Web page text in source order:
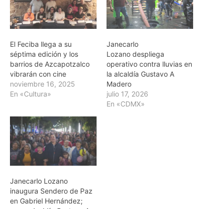
El Feciba llega a su
séptima edición y los
barrios de Azcapotzalco
vibrarán con cine
noviembre 16, 2025
En «Cultura»
Janecarlo
Lozano despliega
operativo contra lluvias en
la alcaldía Gustavo A
Madero
julio 17, 2026
En «CDMX»
Janecarlo Lozano
inaugura Sendero de Paz
en Gabriel Hernández;